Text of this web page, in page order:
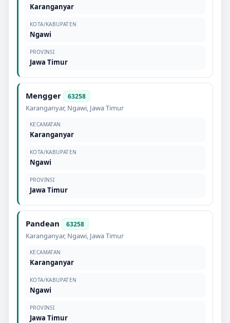
Karanganyar
KOTA/KABUPATEN
Ngawi
PROVINSI
Jawa Timur
Mengger 63258
Karanganyar, Ngawi, Jawa Timur
KECAMATAN
Karanganyar
KOTA/KABUPATEN
Ngawi
PROVINSI
Jawa Timur
Pandean 63258
Karanganyar, Ngawi, Jawa Timur
KECAMATAN
Karanganyar
KOTA/KABUPATEN
Ngawi
PROVINSI
Jawa Timur